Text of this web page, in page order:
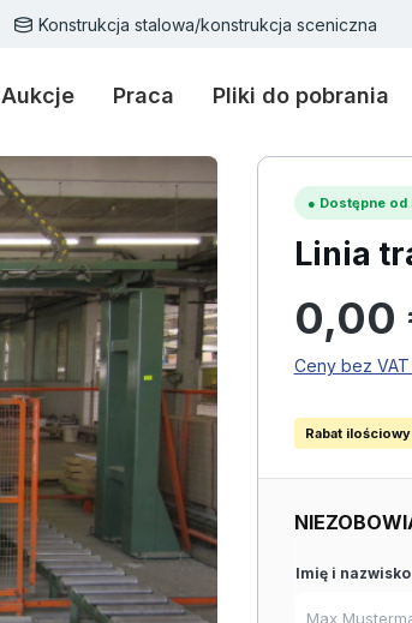
Konstrukcja stalowa/konstrukcja sceniczna
Aukcje Praca Pliki do pobrania
● Dostępne od
Linia
Cena
0,00
Ceny bez
Rabat
Imię i